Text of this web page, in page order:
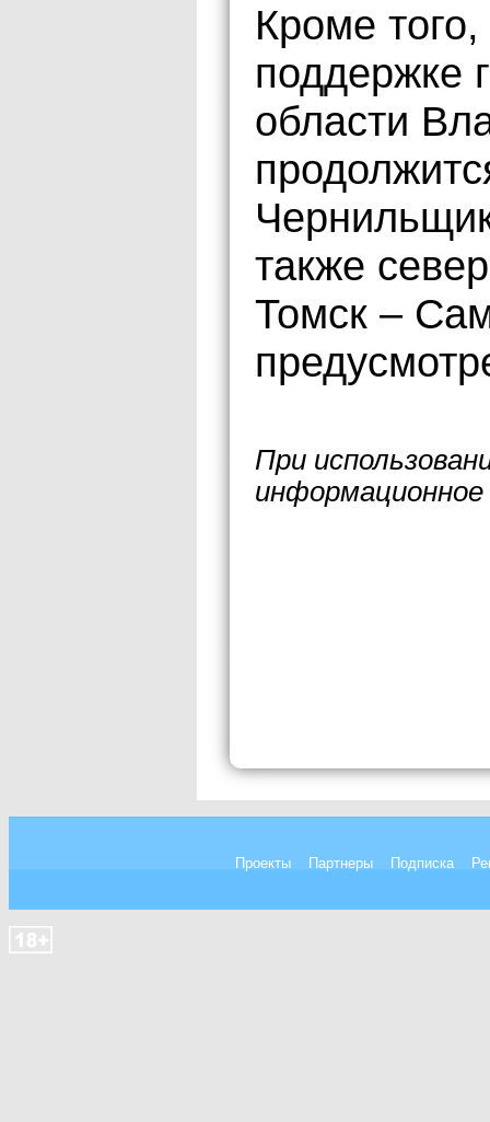
Кроме
поддержке
области
также
Томск –
При
Проекты Партнеры Подписка